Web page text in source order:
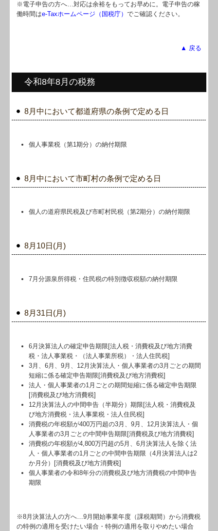
※電子申告の方へ…対応は余裕をもってお早めに。電子申告の稼
働時間はe-Taxホームページ（国税庁）でご確認ください。
▲ 戻る
令和8年8月の税務
8月中において都道府県の条例で定める日
個人事業税（第1期分）の納付期限
8月中において市町村の条例で定める日
個人の道府県民税及び市町村民税（第2期分）の納付期限
8月10日(月)
7月分源泉所得税・住民税の特別徴収税額の納付期限
8月31日(月)
6月決算法人の確定申告期限[法人税・消費税及び地方消費
税・法人事業税・（法人事業所税）・法人住民税]
3月、6月、9月、12月決算法人・個人事業者の3月ごとの期間
短縮に係る確定申告期限[消費税及び地方消費税]
法人・個人事業者の1月ごとの期間短縮に係る確定申告期限
[消費税及び地方消費税]
12月決算法人の中間申告（半期分）期限[法人税・消費税及
び地方消費税・法人事業税・法人住民税]
消費税の年税額が400万円超の3月、9月、12月決算法人・個
人事業者の3月ごとの中間申告期限[消費税及び地方消費税]
消費税の年税額が4,800万円超の5月、6月決算法人を除く法
人・個人事業者の1月ごとの中間申告期限（4月決算法人は2
か月分）[消費税及び地方消費税]
個人事業者の令和8年分の消費税及び地方消費税の中間申告
期限
※8月決算法人の方へ…9月開始事業年度（課税期間）から消費税
の特例の適用を受けたい場合・特例の適用を取りやめたい場合